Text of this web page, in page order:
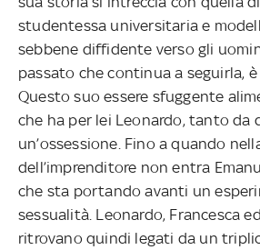
studentessa universitaria e
sebbene diffidente verso gli
passato che continua a seguirla,
Questo suo essere sfuggente
che ha per lei Leonardo, tanto da
un’ossessione. Fino a quando
dell’imprenditore non entra
che sta portando avanti un
sessualità. Leonardo, Francesca
ritrovano quindi legati da un